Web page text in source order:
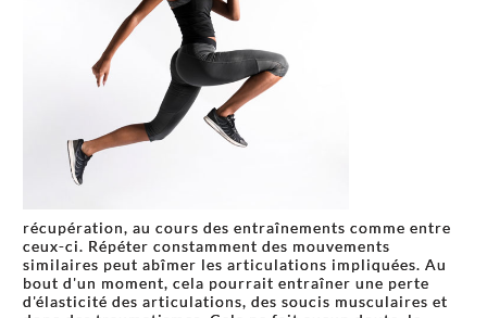
récupération, au cours des entraînements comme entre
ceux-ci. Répéter constamment des mouvements
similaires peut abîmer les articulations impliquées. Au
bout d'un moment, cela pourrait entraîner une perte
d'élasticité des articulations, des soucis musculaires et